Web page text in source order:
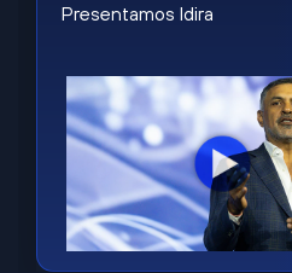
Presentamos Idira